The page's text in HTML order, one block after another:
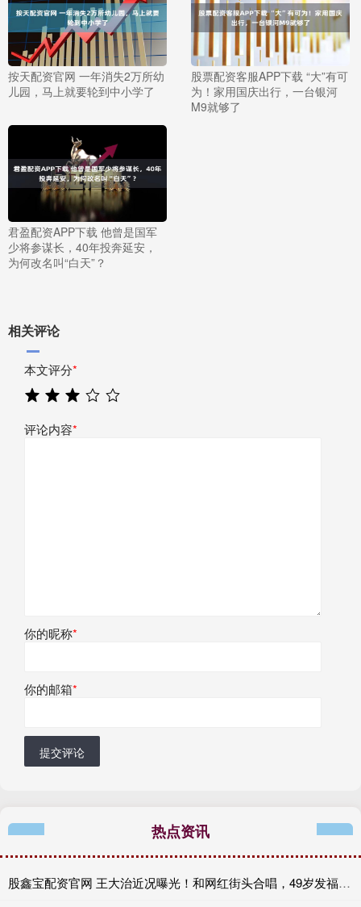
按天配资官网 一年消失2万所幼
儿园，马上就要轮到中小学了
股票配资客服APP下载 “大”有可
为！家用国庆出行，一台银河
M9就够了
君盈配资APP下载 他曾是国军
少将参谋长，40年投奔延安，
为何改名叫“白天”？
相关评论
本文评分*
评论内容*
你的昵称*
你的邮箱*
提交评论
热点资讯
股鑫宝配资官网 王大治近况曝光！和网红街头合唱，49岁发福变胖，和以前判若两人